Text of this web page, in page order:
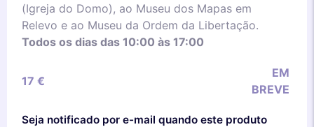
(Igreja do Domo), ao Museu dos Mapas em
Relevo e ao Museu da Ordem da Libertação.
Todos os dias das 10:00 às 17:00
17 €
EM
BREVE
Seja notificado por e-mail quando este produto